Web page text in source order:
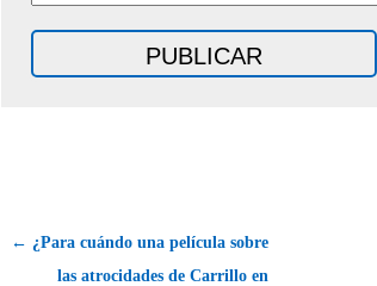
← ¿Para cuándo una película sobre
las atrocidades de Carrillo en